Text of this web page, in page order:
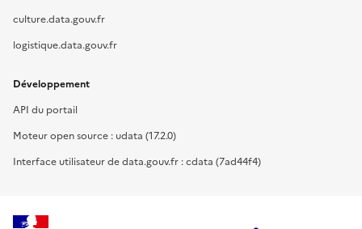
culture.data.gouv.fr
logistique.data.gouv.fr
Développement
API du portail
Moteur open source : udata (17.2.0)
Interface utilisateur de data.gouv.fr : cdata (7ad44f4)